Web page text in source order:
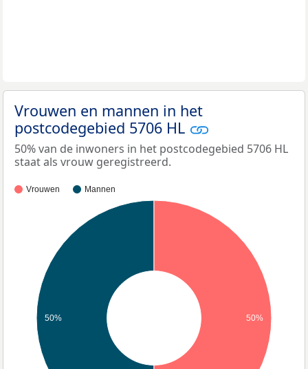
Vrouwen en mannen in het
postcodegebied 5706 HL
50% van de inwoners in het postcodegebied 5706 HL
staat als vrouw geregistreerd.
Vrouwen Mannen
50% 50%